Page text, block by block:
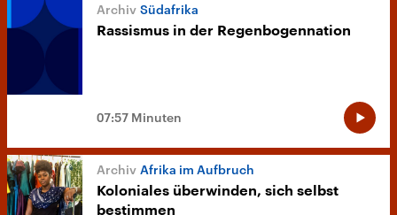
Südafrika
Rassismus in der Regenbogennation
07:57 Minuten
Afrika im Aufbruch
Koloniales überwinden, sich selbst
bestimmen